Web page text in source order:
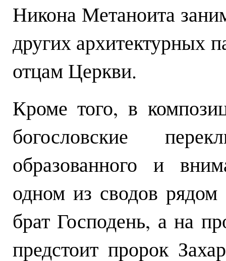
Никона Метаноита
других архитектурных
отцам Церкви.
Кроме того, в
богословские
образованного и
одном из сводов
брат Господень, а на
предстоит пророк